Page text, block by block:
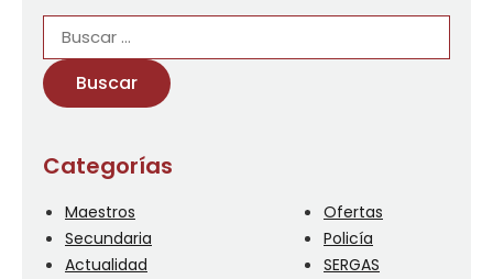
Categorías
Maestros
Secundaria
Actualidad
Ofertas
Policía
SERGAS